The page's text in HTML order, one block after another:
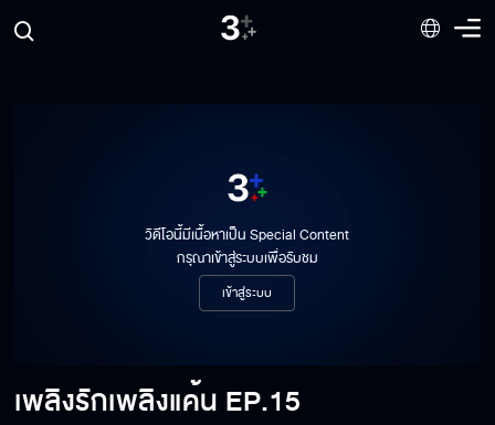
วิดีโอนี้มีเนื้อหาเป็น Special Content
กรุณาเข้าสู่ระบบเพื่อรับชม
เข้าสู่ระบบ
เพลิงรักเพลิงแค้น EP.15